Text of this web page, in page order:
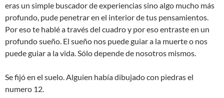
eras un simple buscador de experiencias sino algo mucho más
profundo, pude penetrar en el interior de tus pensamientos.
Por eso te hablé a través del cuadro y por eso entraste en un
profundo sueño. El sueño nos puede guiar a la muerte o nos
puede guiar a la vida. Sólo depende de nosotros mismos.
Se fijó en el suelo. Alguien había dibujado con piedras el
numero 12.